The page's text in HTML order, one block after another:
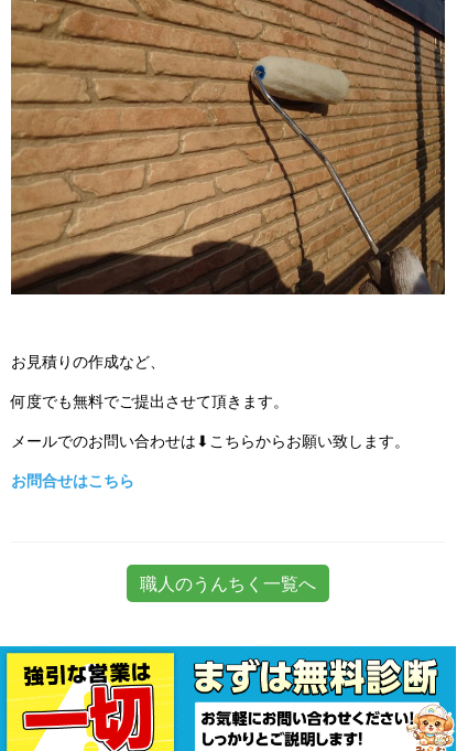
お見積りの作成など、
何度でも無料でご提出させて頂きます。
メールでのお問い合わせは⬇こちらからお願い致します。
お問合せはこちら
職人のうんちく一覧へ